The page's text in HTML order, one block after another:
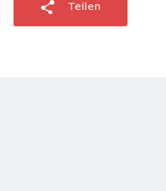
Teilen